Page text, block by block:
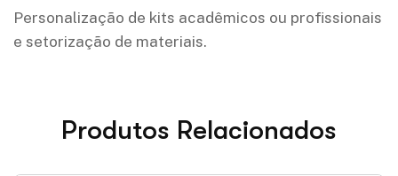
Personalização de kits acadêmicos ou profissionais
e setorização de materiais.
Produtos Relacionados